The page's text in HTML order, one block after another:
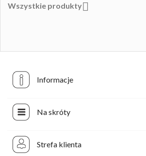
Wszystkie produkty
Informacje
Na skróty
Strefa klienta